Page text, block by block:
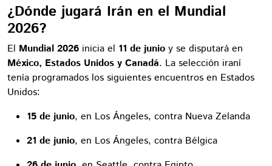
¿Dónde jugará Irán en el Mundial
2026?
El Mundial 2026 inicia el 11 de junio y se disputará en
México, Estados Unidos y Canadá. La selección iraní
tenía programados los siguientes encuentros en Estados
Unidos:
15 de junio, en Los Ángeles, contra Nueva Zelanda
21 de junio, en Los Ángeles, contra Bélgica